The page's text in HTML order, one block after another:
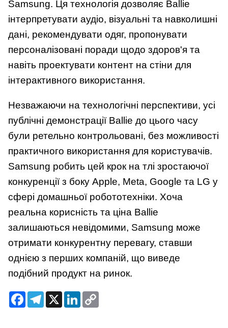
Samsung. Ця технологія дозволяє Ballie
інтерпретувати аудіо, візуальні та навколишні
дані, рекомендувати одяг, пропонувати
персоналізовані поради щодо здоров'я та
навіть проектувати контент на стіни для
інтерактивного використання.
Незважаючи на технологічні перспективи, усі
публічні демонстрації Ballie до цього часу
були ретельно контрольовані, без можливості
практичного використання для користувачів.
Samsung робить цей крок на тлі зростаючої
конкуренції з боку Apple, Meta, Google та LG у
сфері домашньої робототехніки. Хоча
реальна корисність та ціна Ballie
залишаються невідомими, Samsung може
отримати конкурентну перевагу, ставши
однією з перших компаній, що виведе
подібний продукт на ринок.
FacebookTelegram
X LinkedIn